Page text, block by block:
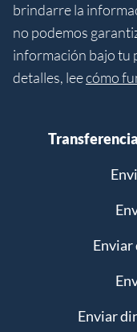
brindarre la
no podemos
información bajo tu
detalles, leecómo
Enviar
Enviar